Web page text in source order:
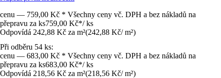
cenu — 759,00 Kč * Všechny ceny vč. DPH a bez nákladů na
přepravu za ks759,00 Kč*/ ks
Odpovídá 242,88 Kč za m²(242,88 Kč/ m²)
Při odběru 54 ks:
cenu — 683,00 Kč * Všechny ceny vč. DPH a bez nákladů na
přepravu za ks683,00 Kč*/ ks
Odpovídá 218,56 Kč za m²(218,56 Kč/ m²)